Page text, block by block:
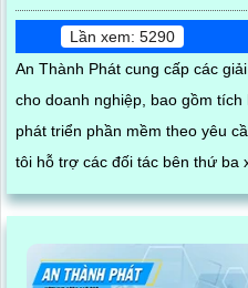
Lần xem: 5290
An Thành Phát cung cấp các
cho doanh nghiệp, bao gồm tích
phát triển phần mềm theo yêu cầu
tôi hỗ trợ các đối tác bên thứ ba
hệ thống trên nền tảng mạng